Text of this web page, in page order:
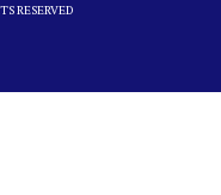
RESERVED